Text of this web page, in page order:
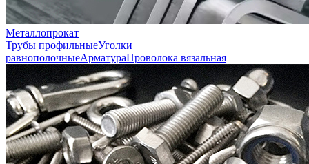
Металлопрокат
Трубы профильныеУголки
равнополочныеАрматураПроволока вязальная